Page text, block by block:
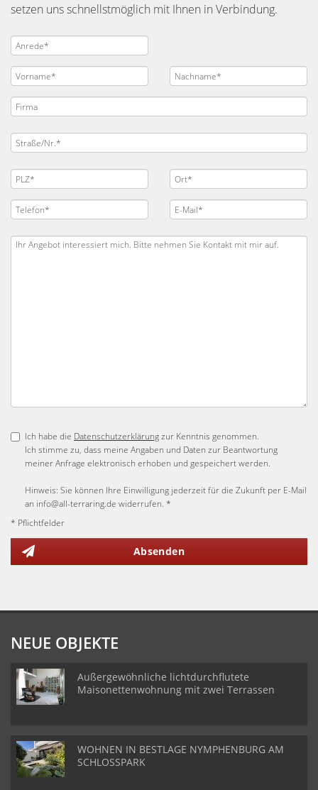
setzen uns schnellstmöglich mit Ihnen in Verbindung.
Ich habe die Datenschutzerklärungzur Kenntnis genommen.
Ich stimme zu, dass meine Angaben und Daten zur Beantwortung
meiner Anfrage elektronisch erhoben und gespeichert werden.
Hinweis: Sie können Ihre Einwilligung jederzeit für die Zukunft per E-Mail
an info@all-terraring.de widerrufen. *
* Pflichtfelder
Absenden
NEUE OBJEKTE
Außergewöhnliche lichtdurchflutete
Maisonettenwohnung mit zwei Terrassen
WOHNEN IN BESTLAGE NYMPHENBURG AM
SCHLOSSPARK